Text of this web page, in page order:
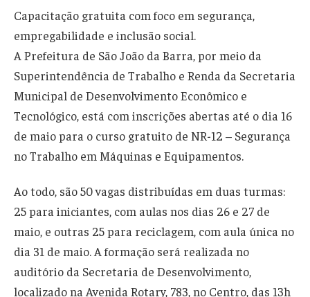
Capacitação gratuita com foco em segurança,
empregabilidade e inclusão social.
A Prefeitura de São João da Barra, por meio da
Superintendência de Trabalho e Renda da Secretaria
Municipal de Desenvolvimento Econômico e
Tecnológico, está com inscrições abertas até o dia 16
de maio para o curso gratuito de NR-12 – Segurança
no Trabalho em Máquinas e Equipamentos.
Ao todo, são 50 vagas distribuídas em duas turmas:
25 para iniciantes, com aulas nos dias 26 e 27 de
maio, e outras 25 para reciclagem, com aula única no
dia 31 de maio. A formação será realizada no
auditório da Secretaria de Desenvolvimento,
localizado na Avenida Rotary, 783, no Centro, das 13h